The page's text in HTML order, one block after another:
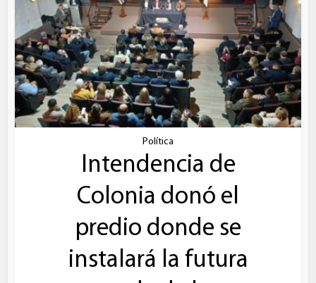
Política
Intendencia de
Colonia donó el
predio donde se
instalará la futura